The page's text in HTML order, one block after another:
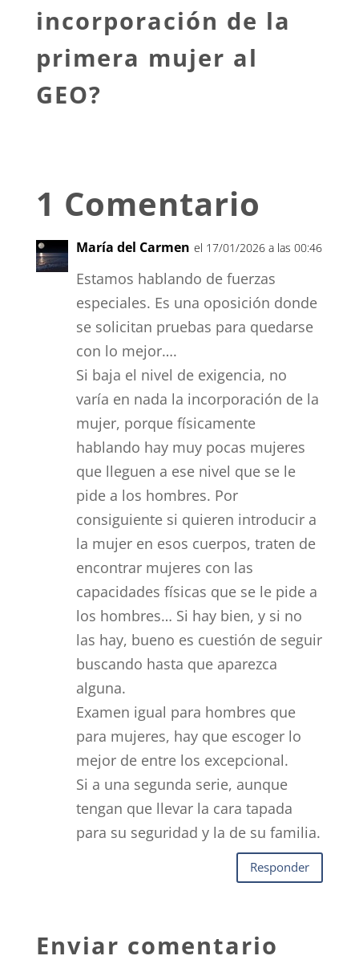
incorporación de la
primera mujer al
GEO?
1 Comentario
María del Carmen el 17/01/2026 a las 00:46
Estamos hablando de fuerzas
especiales. Es una oposición donde
se solicitan pruebas para quedarse
con lo mejor….
Si baja el nivel de exigencia, no
varía en nada la incorporación de la
mujer, porque físicamente
hablando hay muy pocas mujeres
que lleguen a ese nivel que se le
pide a los hombres. Por
consiguiente si quieren introducir a
la mujer en esos cuerpos, traten de
encontrar mujeres con las
capacidades físicas que se le pide a
los hombres… Si hay bien, y si no
las hay, bueno es cuestión de seguir
buscando hasta que aparezca
alguna.
Examen igual para hombres que
para mujeres, hay que escoger lo
mejor de entre los excepcional.
Si a una segunda serie, aunque
tengan que llevar la cara tapada
para su seguridad y la de su familia.
Responder
Enviar comentario